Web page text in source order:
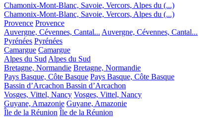
Chamonix-Mont-Blanc, Savoie, Vercors, Alpes du (...)
Chamonix-Mont-Blanc, Savoie, Vercors, Alpes du (...)
Provence Provence
Auvergne, Cévennes, Cantal... Auvergne, Cévennes, Cantal...
Pyrénées Pyrénées
Camargue Camargue
Alpes du Sud Alpes du Sud
Bretagne, Normandie Bretagne, Normandie
Pays Basque, Côte Basque Pays Basque, Côte Basque
Bassin d’Arcachon Bassin d’Arcachon
Vosges, Vittel, Nancy Vosges, Vittel, Nancy
Guyane, Amazonie Guyane, Amazonie
Île de la Réunion Île de la Réunion